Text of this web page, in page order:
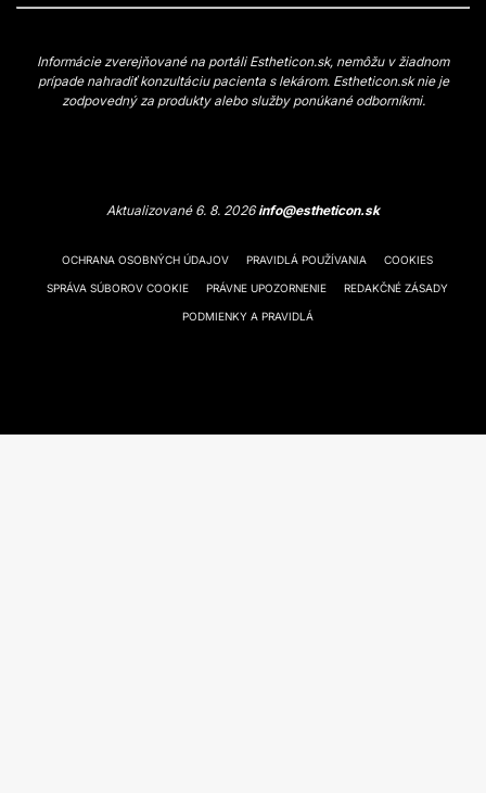
Informácie zverejňované na portáli Estheticon.sk, nemôžu v žiadnom
prípade nahradiť konzultáciu pacienta s lekárom. Estheticon.sk nie je
zodpovedný za produkty alebo služby ponúkané odborníkmi.
Aktualizované 6. 8. 2026info@estheticon.sk
OCHRANA OSOBNÝCH ÚDAJOV PRAVIDLÁ POUŽÍVANIA COOKIES
SPRÁVA SÚBOROV COOKIE PRÁVNE UPOZORNENIE REDAKČNÉ ZÁSADY
PODMIENKY A PRAVIDLÁ